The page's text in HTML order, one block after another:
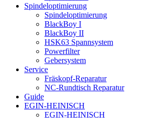
Spindeloptimierung
Spindeloptimierung
BlackBoy I
BlackBoy II
HSK63 Spannsystem
Powerfilter
Gebersystem
Service
Fräskopf-Reparatur
NC-Rundtisch Reparatur
Guide
EGIN-HEINISCH
EGIN-HEINISCH